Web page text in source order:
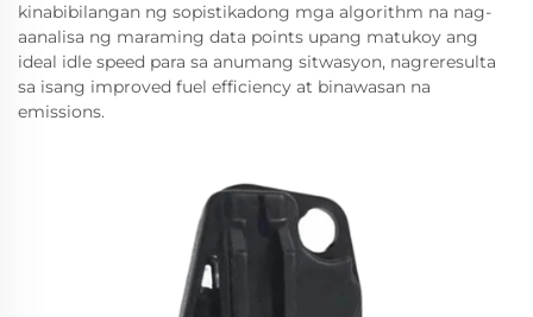
kinabibilangan ng sopistikadong mga algorithm na nag-
aanalisa ng maraming data points upang matukoy ang
ideal idle speed para sa anumang sitwasyon, nagreresulta
sa isang improved fuel efficiency at binawasan na
emissions.